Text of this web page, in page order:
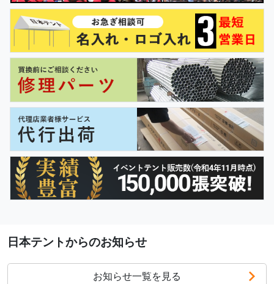
日本テントからのお知らせ
お知らせ一覧を見る